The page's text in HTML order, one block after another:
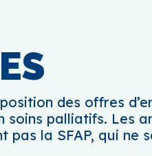
des offres
palliatifs. Les
pas la SFAP, qui ne